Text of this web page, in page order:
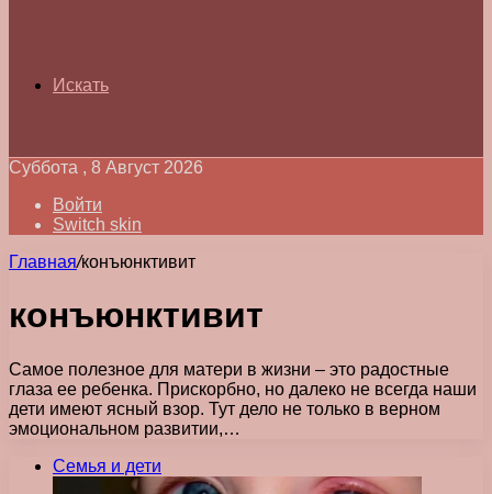
Искать
Суббота , 8 Август 2026
Войти
Switch skin
Главная/конъюнктивит
конъюнктивит
Самое полезное для матери в жизни – это радостные
глаза ее ребенка. Прискорбно, но далеко не всегда наши
дети имеют ясный взор. Тут дело не только в верном
эмоциональном развитии,…
Семья и дети